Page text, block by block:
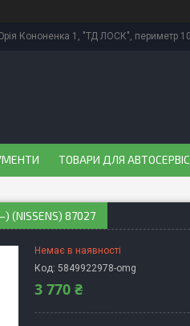
Кононенка 1, "ТД ЛОСК", периметр
ТОВАРИ ДЛЯ
(NISSENS) 87027
Немає в наявності
Код: 5849922978-omg
3 770 ₴